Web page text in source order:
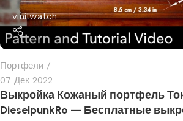
vinilwatch
Портфели
07 Дек 2022
Выкройка Кожаный портфель
DieselpunkRo — Бесплатные